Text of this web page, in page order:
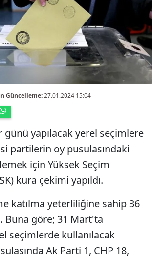
Güncelleme:27.01.2024 15:04
günü yapılacak yerel seçimlere
partilerin oy pusulasındaki
için Yüksek Seçim
kura çekimi yapıldı.
katılma yeterliliğine sahip 36
Buna göre; 31 Mart'ta
seçimlerde kullanılacak
Ak Parti 1, CHP 18,